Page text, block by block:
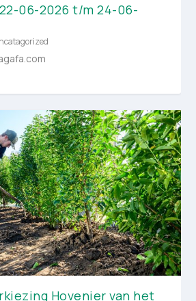
06-2026 t/m 24-06-
Hovenier van het